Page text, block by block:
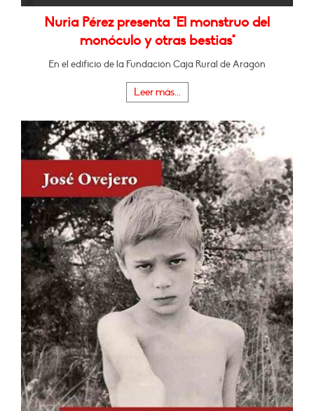
Nuria Pérez presenta "El monstruo del
monóculo y otras bestias"
En el edificio de la Fundación Caja Rural de Aragón
Leer más...